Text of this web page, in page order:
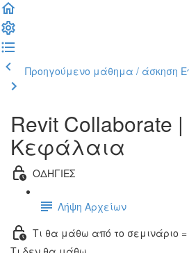
Προηγούμενο μάθημα / άσκηση
Revit Collaborate |
Κεφάλαια
ΟΔΗΓΙΕΣ
Λήψη Αρχείων
Τι θα μάθω από το σεμινάριο =